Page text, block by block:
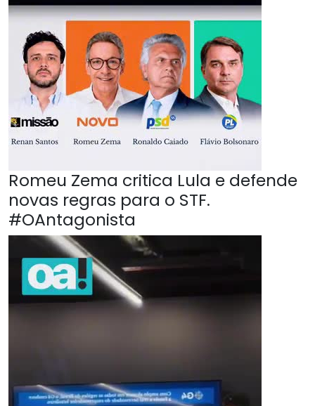
Romeu Zema critica Lula e defende
novas regras para o STF.
#OAntagonista